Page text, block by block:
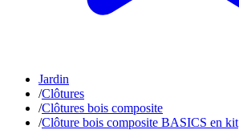
Jardin
/Clôtures
/Clôtures bois composite
/Clôture bois composite BASICS en kit